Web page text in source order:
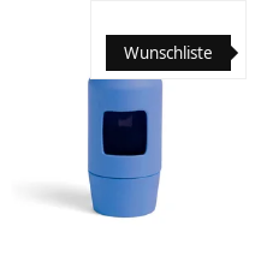
Wunschliste